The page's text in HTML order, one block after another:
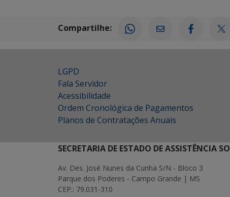
Compartilhe:
LGPD
Fala Servidor
Acessibilidade
Ordem Cronológica de Pagamentos
Planos de Contratações Anuais
SECRETARIA DE ESTADO DE ASSISTÊNCIA
Av. Des. José Nunes da Cunha S/N - Bloco 3
Parque dos Poderes - Campo Grande | MS
CEP.: 79.031-310